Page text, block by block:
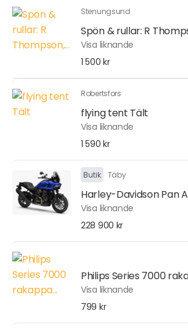
Stenungsund
Spön & rullar: R
Visa liknande
1 500 kr
Robertsfors
flying tent Tält
Visa liknande
1 590 kr
Butik Täby
Harley-Davidson Pan
Visa liknande
228 900 kr
Philips Series 7000
Visa liknande
799 kr